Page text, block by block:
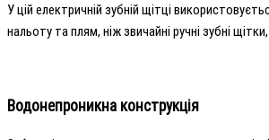
У цій електричній зубній щітці
нальоту та плям, ніж звичайні ручні зубні
Водонепроникна конструкція